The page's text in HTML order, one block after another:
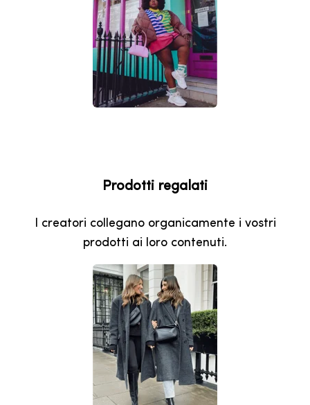
Prodotti regalati
I creatori collegano organicamente i vostri
prodotti ai loro contenuti.